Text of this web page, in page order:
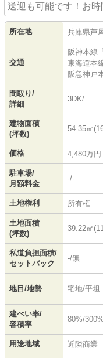
送迎も可能です！お
所在地 兵庫県芦
交通
阪神本線 「
東海道本
阪急神戸
間取り/
詳細
3DK/
建物面積
(坪数)
54.35㎡
価格 4,480万円
駐車場/
月額料金
-/-
土地権利 所有権
土地面積
(坪数)
39.22㎡
私道負担面積/
セットバック
-/無
地目/地勢 宅地/平坦
建ぺい率/
容積率
80%/300%
用途地域 近隣商業